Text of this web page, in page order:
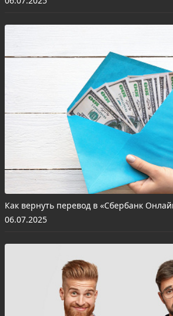
Как вернуть перевод в «Сбербанк
06.07.2025